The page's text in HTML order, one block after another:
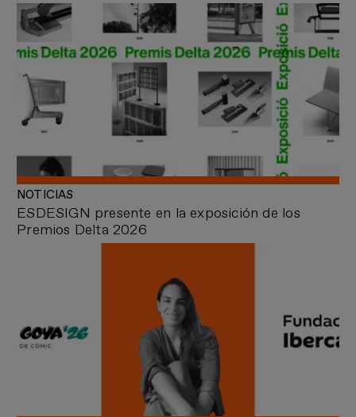
ESDESIGN presente en la exposición de los
Premios Delta 2026
NOTICIAS